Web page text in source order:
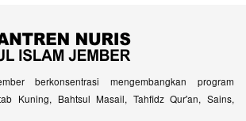
berkonsentrasi mengembangkan program
Kuning, Bahtsul Masail, Tahfidz Qur'an, Sains,